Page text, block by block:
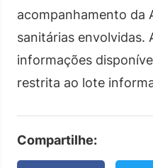
acompanhamento da
sanitárias envolvidas.
informações
restrita ao lote
Compartilhe: